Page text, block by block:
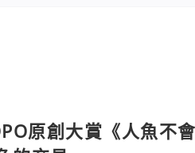
原創大賞《人魚不